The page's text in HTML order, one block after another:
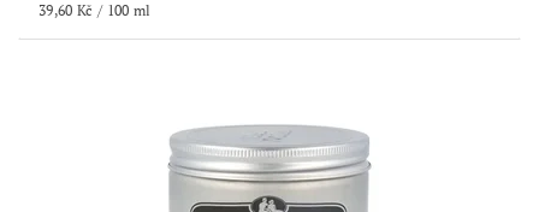
39,60 Kč / 100 ml